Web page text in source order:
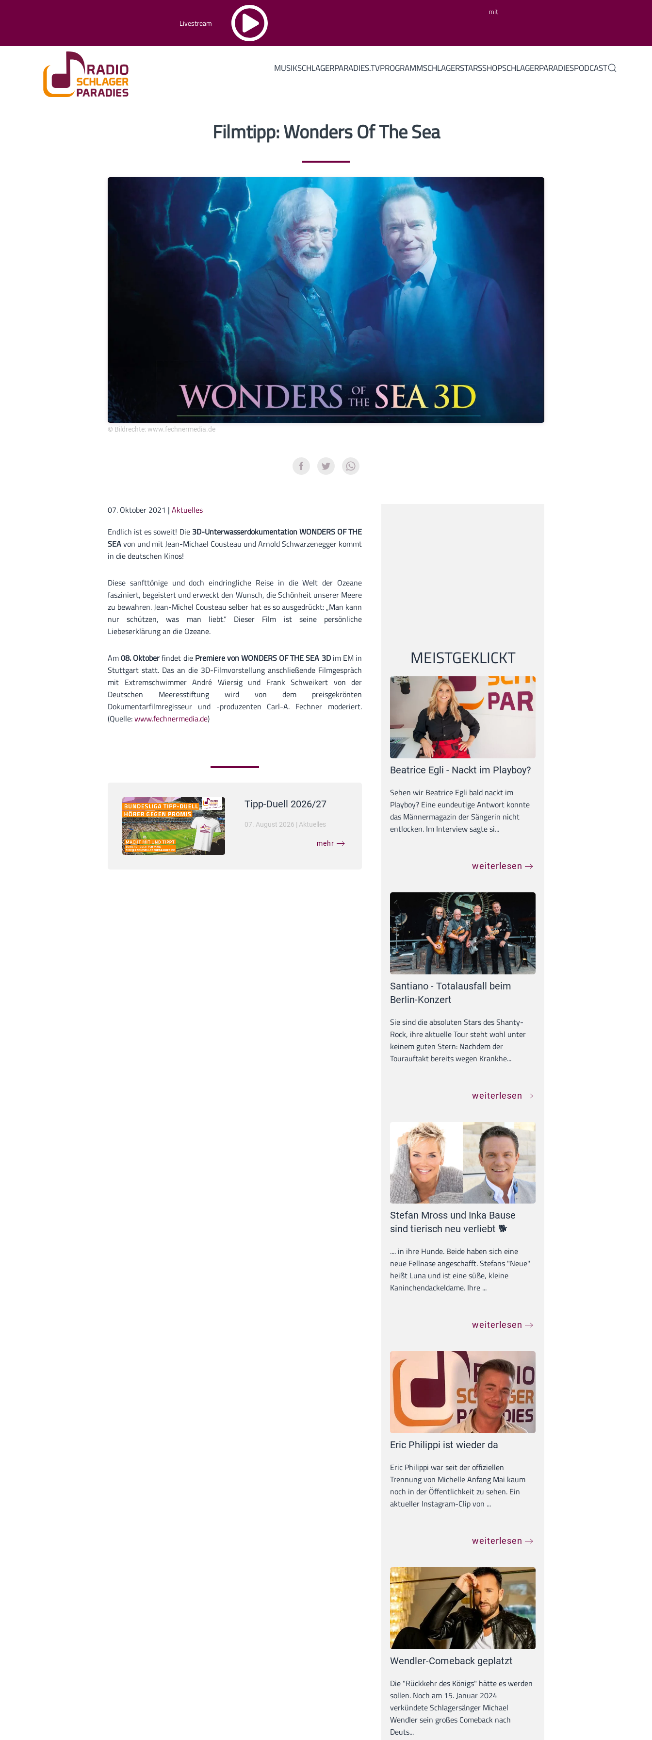
Livestream
mit
MUSIKSCHLAGERPARADIES.TVPROGRAMMSCHLAGERSTARSSHOPSCHLAGERPARADIESPODCAST
Filmtipp: Wonders Of The Sea
© Bildrechte: www.fechnermedia.de
07. Oktober 2021 | Aktuelles
Endlich ist es soweit! Die 3D-Unterwasserdokumentation WONDERS OF THE
SEAvon und mit Jean-Michael Cousteau und Arnold Schwarzenegger kommt
in die deutschen Kinos!
Diese sanfttönige und doch eindringliche Reise in die Welt der Ozeane
fasziniert, begeistert und erweckt den Wunsch, die Schönheit unserer Meere
zu bewahren. Jean-Michel Cousteau selber hat es so ausgedrückt: „Man kann
nur schützen, was man liebt.“ Dieser Film ist seine persönliche
Liebeserklärung an die Ozeane.
Am08. Oktoberfindet die Premiere von WONDERS OF THE SEA 3Dim EM in
Stuttgart statt. Das an die 3D-Filmvorstellung anschließende Filmgespräch
mit Extremschwimmer André Wiersig und Frank Schweikert von der
Deutschen Meeresstiftung wird von dem preisgekrönten
Dokumentarfilmregisseur und -produzenten Carl-A. Fechner moderiert.
(Quelle:www.fechnermedia.de)
Tipp-Duell 2026/27
07. August 2026 | Aktuelles
mehr
MEISTGEKLICKT
Beatrice Egli - Nackt im Playboy?
Sehen wir Beatrice Egli bald nackt im
Playboy? Eine eundeutige Antwort konnte
das Männermagazin der Sängerin nicht
entlocken. Im Interview sagte si...
weiterlesen
Santiano - Totalausfall beim
Berlin-Konzert
Sie sind die absoluten Stars des Shanty-
Rock, ihre aktuelle Tour steht wohl unter
keinem guten Stern: Nachdem der
Tourauftakt bereits wegen Krankhe...
weiterlesen
Stefan Mross und Inka Bause
sind tierisch neu verliebt 🐕
.... in ihre Hunde. Beide haben sich eine
neue Fellnase angeschafft. Stefans "Neue"
heißt Luna und ist eine süße, kleine
Kaninchendackeldame. Ihre ...
weiterlesen
Eric Philippi ist wieder da
Eric Philippi war seit der offiziellen
Trennung von Michelle Anfang Mai kaum
noch in der Öffentlichkeit zu sehen. Ein
aktueller Instagram-Clip von ...
weiterlesen
Wendler-Comeback geplatzt
Die "Rückkehr des Königs" hätte es werden
sollen. Noch am 15. Januar 2024
verkündete Schlagersänger Michael
Wendler sein großes Comeback nach
Deuts...